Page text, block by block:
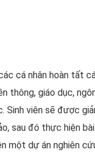
cá nhân hoàn tất
thông, giáo dục,
Sinh viên sẽ được
sau đó thực hiện bài
một dự án nghiên